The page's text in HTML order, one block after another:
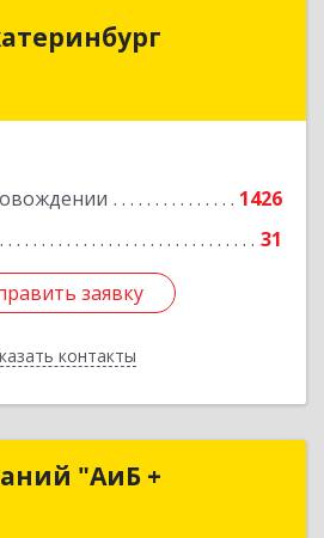
1426
31
заявку
контакты
1С-Екатеринбург
обл, Екатеринбург г, 8
заявку
Назад
"АиБ +
компаний "АиБ +